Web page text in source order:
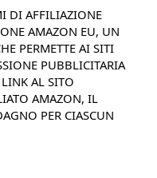
DI AFFILIAZIONE
AMAZON EU, UN
PERMETTE AI SITI
PUBBLICITARIA
AL SITO
AMAZON, IL
PER CIASCUN